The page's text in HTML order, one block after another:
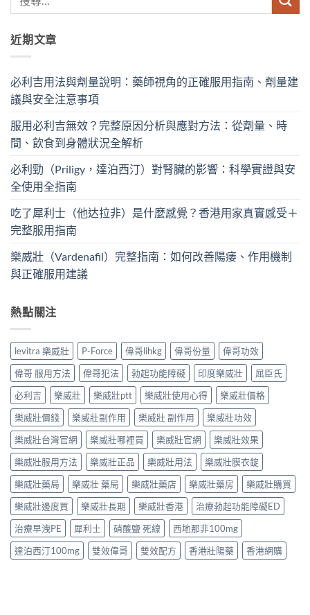
近期文章
必利吉用法與劑量說明：藥師視角的正確服用指南、劑量建
議與安全注意事項
服用必利吉無效？完整原因分析與應對方法：從劑量、時
間、飲食到身體狀況全解析
必利勁（Priligy，達泊西汀）對腎臟的影響：科學實證與安
全使用全指南
吃了犀利士（他达拉非）是什麼感覺？香港用家真實感受＋
完整服用指南
樂威壯（Vardenafil）完整指南：如何改善陽痿、作用機制
與正確服用建議
熱點關注
levitra 樂威壯 P-Force 偉哥lihkg 偉哥份量
偉哥功效
偉哥 服用方法
偉哥犯法 勃起功能障礙 印度樂威壯
屈臣氏
必利吉
樂威壯 樂威壯ptt 樂威壯使用心得
樂威壯價格
樂威壯價錢
樂威壯副作用 樂威壯 副作用
樂威壯功效
樂威壯台灣官網
樂威壯哪裡買 樂威壯官網
樂威壯效果
樂威壯服用方法
樂威壯正品 樂威壯用法
樂威壯膜衣錠
樂威壯藥局
樂威壯 藥局 樂威壯藥店 樂威壯藥房
樂威壯購買
樂威壯邊度買
樂威壯長期 樂威壯香港
治療勃起功能障礙ED
治療早洩PE
犀利士 硝酸鹽 死線
西地那非100mg
達泊西汀100mg
雙效偉哥 雙效配方 香港壯陽藥 香港網購